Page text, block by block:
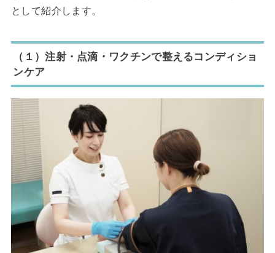
として紹介します。
（１）注射・点滴・ワクチンで整えるコンディショ
ンケア